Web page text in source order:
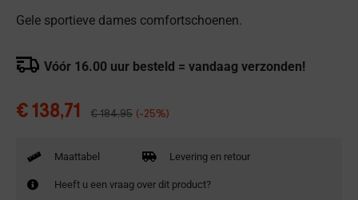
Gele sportieve dames comfortschoenen.
Vóór 16.00 uur besteld = vandaag verzonden!
€ 138,71 €184,95 (-25%)
Maattabel Levering en retour
Heeft u een vraag over dit product?